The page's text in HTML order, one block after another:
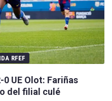
RFEF
0 UE Olot: Fariñas
del filial culé